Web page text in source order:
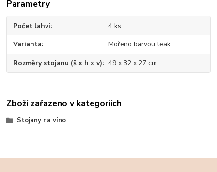
Parametry
Počet lahví 4 ks
Varianta Mořeno barvou teak
Rozměry stojanu (š x h x v) 49 x 32 x 27 cm
Zboží zařazeno v kategoriích
Stojany na víno